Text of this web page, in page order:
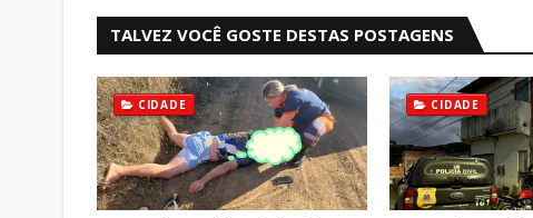
TALVEZ VOCÊ GOSTE DESTAS POSTAGENS
CIDADE CIDADE